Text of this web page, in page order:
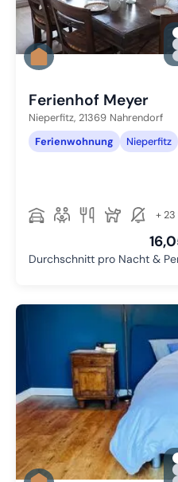
Ferienhof Meyer
Nieperfitz, 21369 Nahrendorf
Ferienwohnung
Nieperfitz
+
Durchschnitt pro Nacht &